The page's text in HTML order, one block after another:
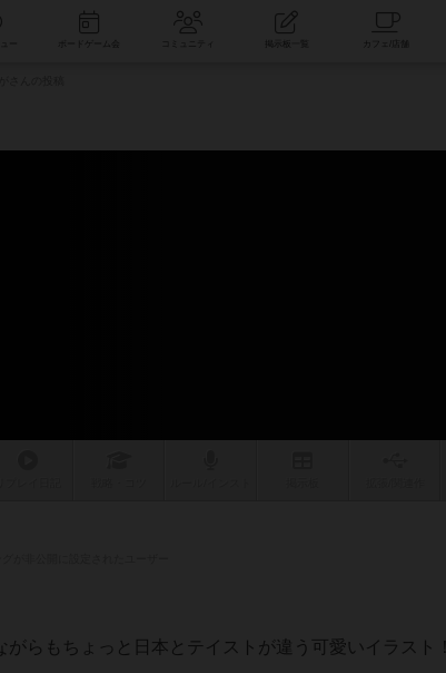
コミュニティ
らもちょっと日本とテイストが違う可愛いイラスト！